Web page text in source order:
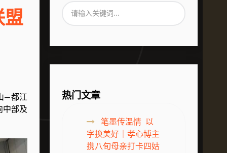
盟
—都江
中部及
热门文章
笔墨传温情 以
字换美好｜孝心博主
携八旬母亲打卡四姑